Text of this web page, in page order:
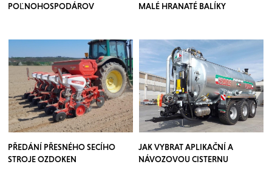
POĽNOHOSPODÁROV
MALÉ HRANATÉ BALÍKY
PŘEDÁNÍ PŘESNÉHO SECÍHO
STROJE OZDOKEN
JAK VYBRAT APLIKAČNÍ A
NÁVOZOVOU CISTERNU